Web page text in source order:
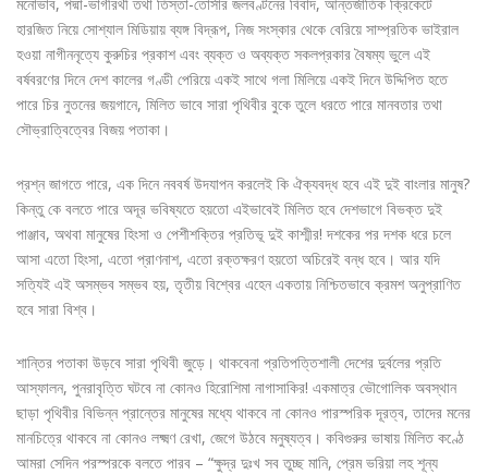
হারজিত নিয়ে সোশ্যাল মিডিয়ায় ব্যঙ্গ বিদ্রূপ, নিজ সংস্কার থেকে বেরিয়ে সাম্প্রতিক ভাইরাল
হওয়া নাগীননৃত্যে কুরুচির প্রকাশ এবং ব্যক্ত ও অব্যক্ত সকলপ্রকার বৈষম্য ভুলে এই
বর্ষবরণের দিনে দেশ কালের গণ্ডী পেরিয়ে একই সাথে গলা মিলিয়ে একই দিনে উদ্দিপিত হতে
পারে চির নুতনের জয়গানে, মিলিত ভাবে সারা পৃথিবীর বুকে তুলে ধরতে পারে মানবতার তথা
সৌভ্রাত্বিত্বের বিজয় পতাকা।
প্রশ্ন জাগতে পারে, এক দিনে নববর্ষ উদযাপন করলেই কি ঐক্যবদ্ধ হবে এই দুই বাংলার মানুষ?
কিন্তু কে বলতে পারে অদূর ভবিষ্যতে হয়তো এইভাবেই মিলিত হবে দেশভাগে বিভক্ত দুই
পাঞ্জাব, অথবা মানুষের হিংসা ও পেশীশক্তির প্রতিভূ দুই কাশ্মীর! দশকের পর দশক ধরে চলে
আসা এতো হিংসা, এতো প্রাণনাশ, এতো রক্তক্ষরণ হয়তো অচিরেই বন্ধ হবে। আর যদি
সত্যিই এই অসম্ভব সম্ভব হয়, তৃতীয় বিশ্বের এহেন একতায় নিশ্চিতভাবে ক্রমশ অনুপ্রাণিত
হবে সারা বিশ্ব।
শান্তির পতাকা উড়বে সারা পৃথিবী জুড়ে। থাকবেনা প্রতিপত্তিশালী দেশের দুর্বলের প্রতি
আস্ফালন, পুনরাবৃত্তি ঘটবে না কোনও হিরোশিমা নাগাসাকির! একমাত্র ভৌগোলিক অবস্থান
ছাড়া পৃথিবীর বিভিন্ন প্রান্তের মানুষের মধ্যে থাকবে না কোনও পারস্পরিক দূরত্ব, তাদের মনের
মানচিত্রে থাকবে না কোনও লক্ষ্মণ রেখা, জেগে উঠবে মনুষ্যত্ব। কবিগুরুর ভাষায় মিলিত কণ্ঠে
আমরা সেদিন পরস্পরকে বলতে পারব – “ক্ষুদ্র দুঃখ সব তুচ্ছ মানি, প্রেম ভরিয়া লহ শূন্য